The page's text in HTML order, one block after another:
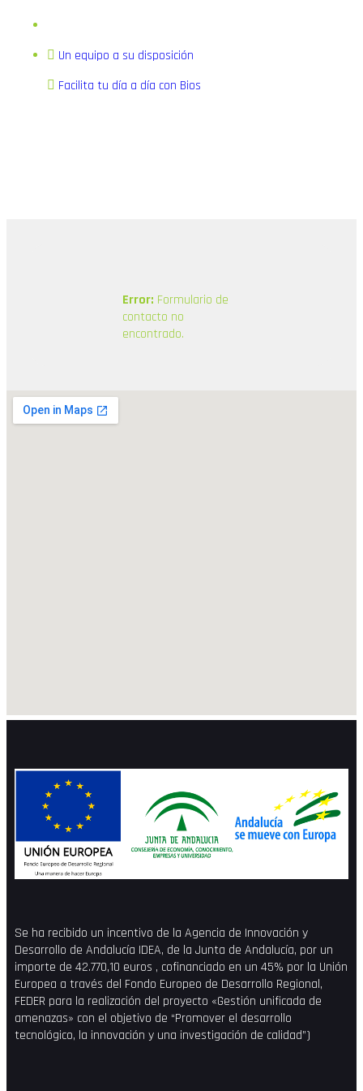
Un equipo a su disposición
Facilita tu día a día con Bios
Error: Formulario de
contacto no
encontrado.
Se ha recibido un incentivo de la Agencia de Innovación y
Desarrollo de Andalucía IDEA, de la Junta de Andalucía, por un
importe de 42.770,10 euros , cofinanciado en un 45% por la Unión
Europea a través del Fondo Europeo de Desarrollo Regional,
FEDER para la realización del proyecto «Gestión unificada de
amenazas» con el objetivo de “Promover el desarrollo
tecnológico, la innovación y una investigación de calidad”)